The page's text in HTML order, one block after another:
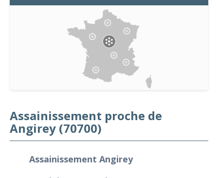
Assainissement proche de
Angirey (70700)
Assainissement Angirey